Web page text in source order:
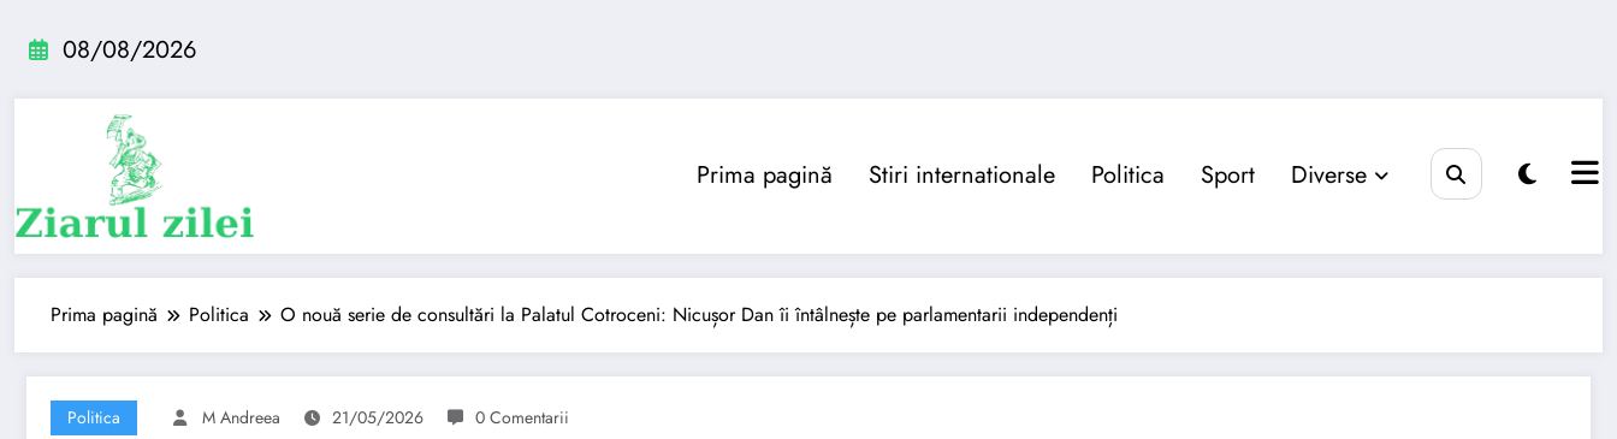
08/08/2026
Prima pagină Stiri internationale Politica Sport Diverse
Prima pagină Politica O nouă serie de consultări la Palatul Cotroceni: Nicușor Dan îi întâlnește pe parlamentarii independenți
Politica M Andreea 21/05/2026 0 Comentarii